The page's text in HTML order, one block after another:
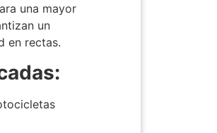
una mayor
un
en rectas.